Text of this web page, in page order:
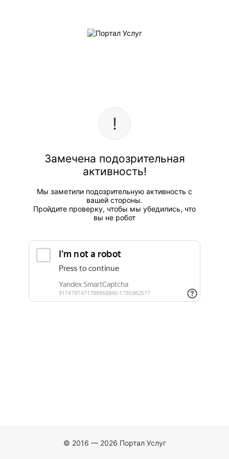
Замечена подозрительная
активность!
Мы заметили подозрительную активность с
вашей стороны.
Пройдите проверку, чтобы мы убедились, что
вы не робот
© 2016 — 2026 Портал Услуг